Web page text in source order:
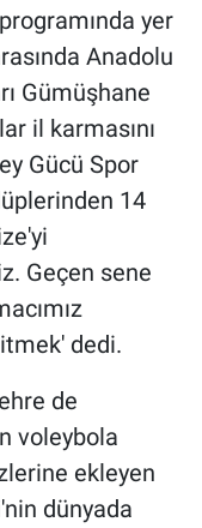
yer
Anadolu
Gümüşhane
il karmasını
Gücü Spor
14
Geçen sene
dedi.
de
voleybola
ekleyen
dünyada